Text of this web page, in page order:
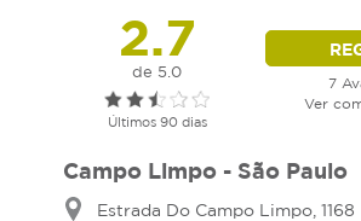
2.7
de 5.0
Últimos 90 dias
7
Ver
Campo Limpo - São Paulo
Estrada Do Campo Limpo, 1168